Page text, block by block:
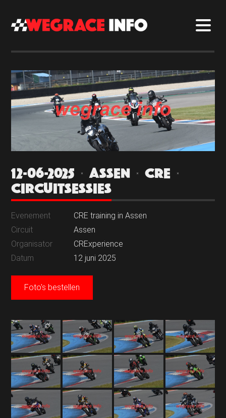
12-06-2025 | ASSEN | CRE |
CIRCUITSESSIES
Evenement
CRE training in Assen
Circuit
Assen
Organisator
CRExperience
Datum
12 juni 2025
Foto's bestellen